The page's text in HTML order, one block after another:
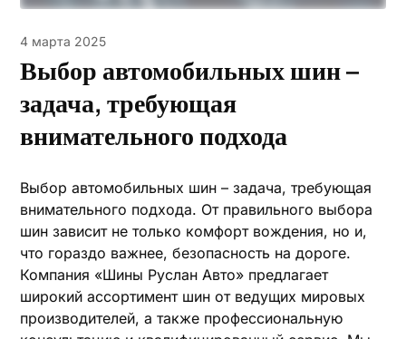
4 марта 2025
Выбор автомобильных шин –
задача, требующая
внимательного подхода
Выбор автомобильных шин – задача, требующая
внимательного подхода. От правильного выбора
шин зависит не только комфорт вождения, но и,
что гораздо важнее, безопасность на дороге.
Компания «Шины Руслан Авто» предлагает
широкий ассортимент шин от ведущих мировых
производителей, а также профессиональную